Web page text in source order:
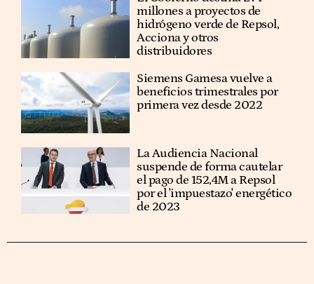
millones a proyectos de
hidrógeno verde de Repsol,
Acciona y otros
distribuidores
Siemens Gamesa vuelve a
beneficios trimestrales por
primera vez desde 2022
La Audiencia Nacional
suspende de forma cautelar
el pago de 152,4M a Repsol
por el 'impuestazo' energético
de 2023